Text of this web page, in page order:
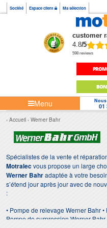
Société Espace client Ma sélection
customer
4.8/5
598 reviews
Menu 01
Accueil Werner Bahr
Spécialistes de la vente et
Motralecvous propose un large
Werner Bahradaptée à votre
s’étend jour après jour avec de
:
• Pompe de relevage Werner Bahr
Pompe de surpression Werner